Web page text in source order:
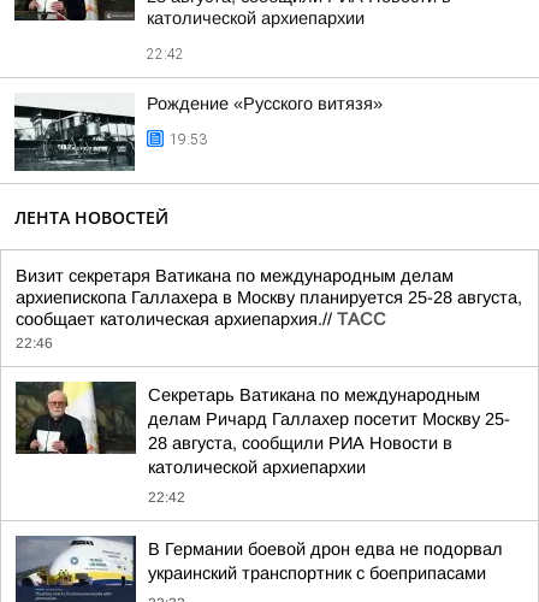
католической архиепархии
22:42
Рождение «Русского витязя»
19:53
ЛЕНТА НОВОСТЕЙ
Визит секретаря Ватикана по международным делам
архиепископа Галлахера в Москву планируется 25-28 августа,
сообщает католическая архиепархия.// ТАСС
22:46
Секретарь Ватикана по международным
делам Ричард Галлахер посетит Москву 25-
28 августа, сообщили РИА Новости в
католической архиепархии
22:42
В Германии боевой дрон едва не подорвал
украинский транспортник с боеприпасами